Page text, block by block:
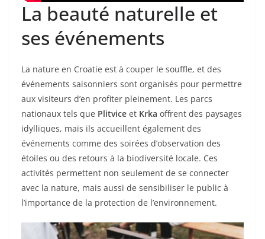
La beauté naturelle et
ses événements
La nature en Croatie est à couper le souffle, et des
événements saisonniers sont organisés pour permettre
aux visiteurs d’en profiter pleinement. Les parcs
nationaux tels que Plitvice et Krka offrent des paysages
idylliques, mais ils accueillent également des
événements comme des soirées d’observation des
étoiles ou des retours à la biodiversité locale. Ces
activités permettent non seulement de se connecter
avec la nature, mais aussi de sensibiliser le public à
l’importance de la protection de l’environnement.